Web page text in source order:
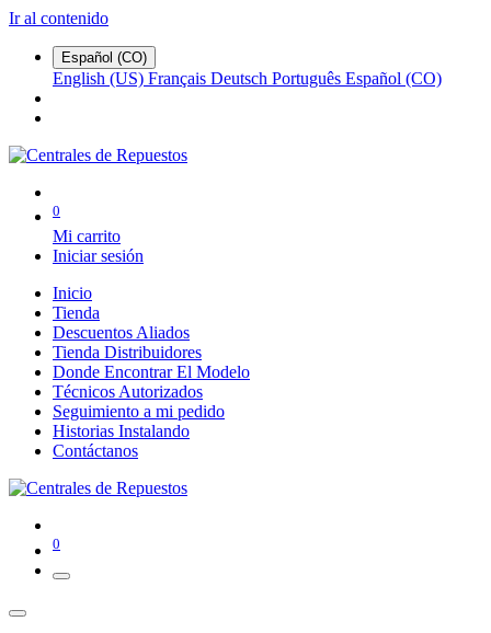
Ir al contenido
Español (CO)
English (US) Français Deutsch Português Español (CO)
0
Mi carrito
Iniciar sesión
Inicio
Tienda
Descuentos Aliados
Tienda Distribuidores
Donde Encontrar El Modelo
Técnicos Autorizados
Seguimiento a mi pedido
Historias Instalando
Contáctanos
0